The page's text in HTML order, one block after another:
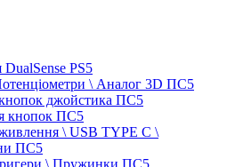
PS5
\ Аналог 3D ПС5
джойстика ПС5
кнопок ПС5
\ USB TYPE C \
ПС5
\ Пружинки ПС5